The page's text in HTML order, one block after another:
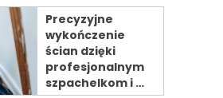
Precyzyjne
wykończenie
ścian dzięki
profesjonalnym
szpachelkom i …